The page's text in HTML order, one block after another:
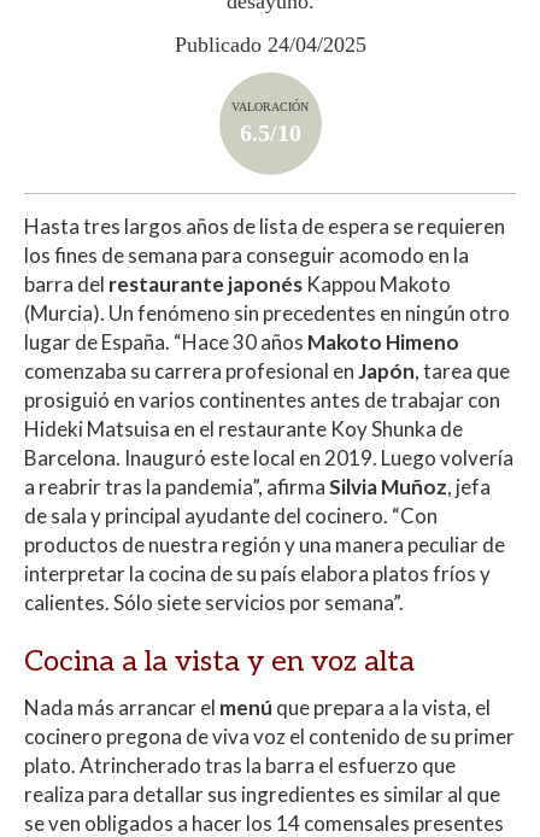
Publicado 24/04/2025
VALORACIÓN
6.5/10
Hasta tres largos años de lista de espera se requieren
los fines de semana para conseguir acomodo en la
barra del restaurante japonés Kappou Makoto
(Murcia). Un fenómeno sin precedentes en ningún otro
lugar de España. “Hace 30 años Makoto Himeno
comenzaba su carrera profesional enJapón, tarea que
prosiguió en varios continentes antes de trabajar con
Hideki Matsuisa en el restaurante Koy Shunka de
Barcelona. Inauguró este local en 2019. Luego volvería
a reabrir tras la pandemia”, afirmaSilvia Muñoz, jefa
de sala y principal ayudante del cocinero. “Con
productos de nuestra región y una manera peculiar de
interpretar la cocina de su país elabora platos fríos y
calientes. Sólo siete servicios por semana”.
Cocina a la vista y en voz alta
Nada más arrancar el menú que prepara a la vista, el
cocinero pregona de viva voz el contenido de su primer
plato. Atrincherado tras la barra el esfuerzo que
realiza para detallar sus ingredientes es similar al que
se ven obligados a hacer los 14 comensales presentes